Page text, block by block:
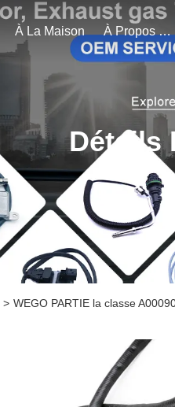
À La Maison À Propos De Nous
Détails
> WEGO PARTIE la classe